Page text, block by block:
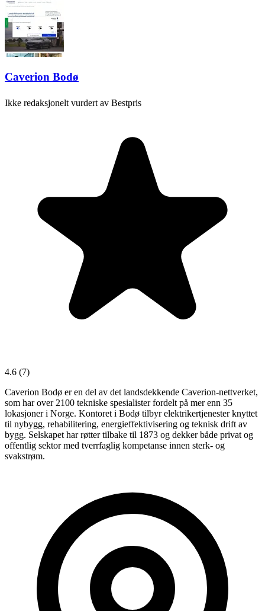
Caverion Bodø
Ikke redaksjonelt vurdert av Bestpris
4.6 (7)
Caverion Bodø er en del av det landsdekkende Caverion-nettverket,
som har over 2100 tekniske spesialister fordelt på mer enn 35
lokasjoner i Norge. Kontoret i Bodø tilbyr elektrikertjenester knyttet
til nybygg, rehabilitering, energieffektivisering og teknisk drift av
bygg. Selskapet har røtter tilbake til 1873 og dekker både privat og
offentlig sektor med tverrfaglig kompetanse innen sterk- og
svakstrøm.